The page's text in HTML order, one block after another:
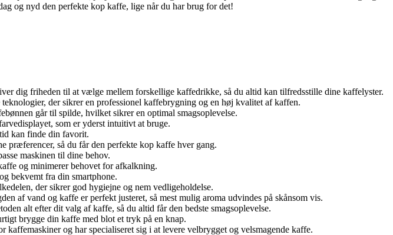
og nyd den perfekte kop kaffe, lige når du har brug for det!
dig friheden til at vælge mellem forskellige kaffedrikke, så du altid kan tilfredsstille dine kaffelyster.
der sikrer en professionel kaffebrygning og en høj kvalitet af kaffen.
går til spilde, hvilket sikrer en optimal smagsoplevelse.
som er yderst intuitivt at bruge.
kan finde din favorit.
præferencer, så du får den perfekte kop kaffe hver gang.
maskinen til dine behov.
og minimerer behovet for afkalkning.
bekvemt fra din smartphone.
der sikrer god hygiejne og nem vedligeholdelse.
af vand og kaffe er perfekt justeret, så mest mulig aroma udvindes på skånsom vis.
alt efter dit valg af kaffe, så du altid får den bedste smagsoplevelse.
brygge din kaffe med blot et tryk på en knap.
og har specialiseret sig i at levere velbrygget og velsmagende kaffe.